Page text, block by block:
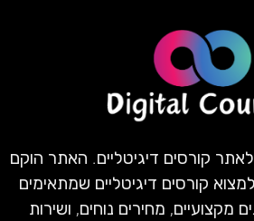
קורסים דיגיטליים. האתר הוקם
קורסים דיגיטליים שמתאימים
מקצועיים, מחירים נוחים, ושירות